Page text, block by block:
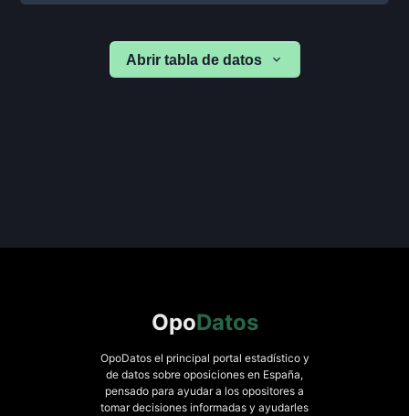
Abrir tabla de datos
OpoDatos
OpoDatos el principal portal estadístico y
de datos sobre oposiciones en España,
pensado para ayudar a los opositores a
tomar decisiones informadas y ayudarles